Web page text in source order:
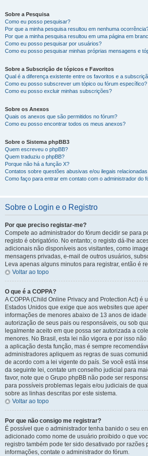
Sobre a Pesquisa
Como eu posso pesquisar?
Por que a minha pesquisa resultou em nenhuma
Por que a minha pesquisa resultou em uma página em
Como eu posso pesquisar por usuários?
Como eu posso pesquisar minhas próprias mensagens e
Sobre a Subscrição de tópicos e Favoritos
Qual é a diferença existente entre os favoritos e a
Como eu posso subscrever um tópico ou fórum específico?
Como eu posso excluir minhas subscrições?
Sobre os Anexos
Quais os anexos que são permitidos no fórum?
Como eu posso encontrar todos os meus anexos?
Sobre o Sistema phpBB3
Quem escreveu o phpBB?
Quem traduziu o phpBB?
Porque não há a função X?
Contatos sobre questões abusivas e/ou ilegais
Como faço para entrar em contato com o administrador do
Sobre o Login e o Registro
Por que preciso registar-me?
Compete ao administrador do fórum decidir se para
registo é obrigatório. No entanto; o registo dá-lhe
adicionais não disponíveis aos visitantes, como
mensagens privadas, e-mail de outros usuários,
Leva apenas alguns minutos para registrar, então é
Voltar ao topo
O que é a COPPA?
A COPPA (Child Online Privacy and Protection Act) é
Estados Unidos que exige que aos websites que
informações de menores abaixo de 13 anos de
autorização de seus pais ou responsáveis, ou sob
legalmente aceito em que possa ser autorizada a
menores. No Brasil, esta lei não vigora e por isso
a aplicação desta função, mas é sempre
administradores apliquem as regras de suas
de acordo com a lei vigente do país. Se você está
da seguinte lei, contate um conselho judicial para
favor, note que o Grupo phpBB não pode ser
para possíveis problemas legais e/ou judiciais de
sobre as linhas descritas por este sistema.
Voltar ao topo
Por que não consigo me registrar?
É possível que o administrador tenha banido o seu
adicionado como nome de usuário proibido o que
registro também pode ter sido desativado por razões
informações, contate o administrador do fórum.